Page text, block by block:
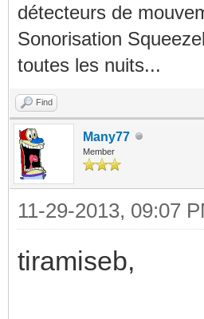
détecteurs de
Sonorisation
toutes les nuits...
Find
Many77
Member
11-29-2013, 09:07
tiramiseb,